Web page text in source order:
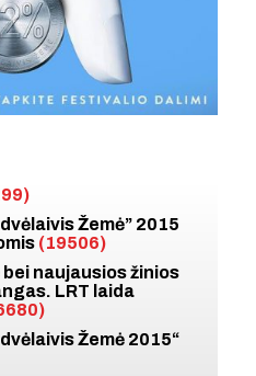
Žemė” 2015
(19506)
naujausios žinios
LRT laida
Žemė 2015“